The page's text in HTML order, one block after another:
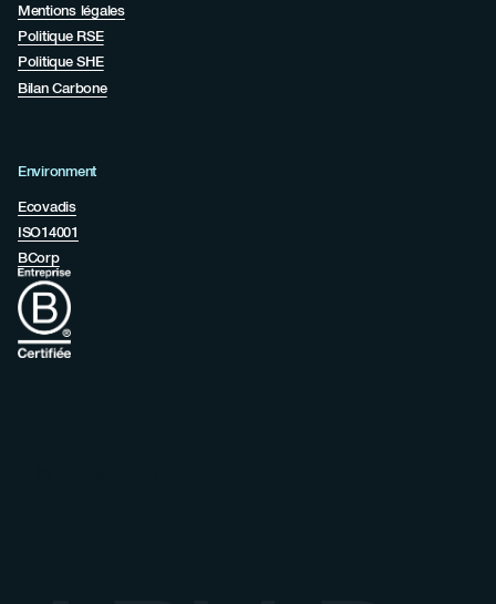
Mentions légales
Politique RSE
Politique SHE
Bilan Carbone
Environment
Ecovadis
ISO14001
BCorp